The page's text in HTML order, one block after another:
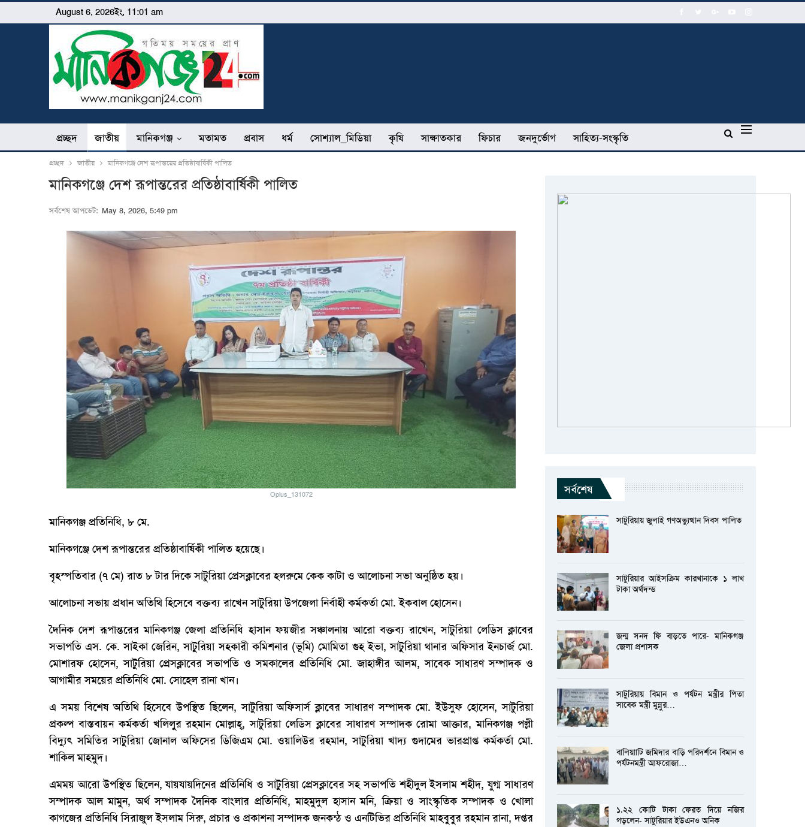
August 6, 2026ইং, 11:01 am
প্রচ্ছদ জাতীয় মানিকগঞ্জ মতামত প্রবাস ধর্ম সোশ্যাল_মিডিয়া কৃষি সাক্ষাতকার ফিচার জনদুর্ভোগ সাহিত্য-সংস্কৃতি
প্রচ্ছদ জাতীয় মানিকগঞ্জে দেশ রূপান্তরের প্রতিষ্ঠাবার্ষিকী পালিত
মানিকগঞ্জে দেশ রূপান্তরের প্রতিষ্ঠাবার্ষিকী পালিত
সর্বশেষ আপডেট: May 8, 2026, 5:49 pm
Oplus_131072
মানিকগঞ্জ প্রতিনিধি, ৮ মে.
মানিকগঞ্জে দেশ রূপান্তরের প্রতিষ্ঠাবার্ষিকী পালিত হয়েছে।
বৃহস্পতিবার (৭ মে) রাত ৮ টার দিকে সাটুরিয়া প্রেসক্লাবের হলরুমে কেক কাটা ও আলোচনা সভা অনুষ্ঠিত হয়।
আলোচনা সভায় প্রধান অতিথি হিসেবে বক্তব্য রাখেন সাটুরিয়া উপজেলা নির্বাহী কর্মকর্তা মো. ইকবাল হোসেন।
দৈনিক দেশ রূপান্তরের মানিকগঞ্জ জেলা প্রতিনিধি হাসান ফয়জীর সঞ্চালনায় আরো বক্তব্য রাখেন, সাটুরিয়া লেডিস ক্লাবের
সভাপতি এস. কে. সাইকা জেরিন, সাটুরিয়া সহকারী কমিশনার (ভূমি) মোমিতা গুহ ইভা, সাটুরিয়া থানার অফিসার ইনচার্জ মো.
মোশারফ হোসেন, সাটুরিয়া প্রেসক্লাবের সভাপতি ও সমকালের প্রতিনিধি মো. জাহাঙ্গীর আলম, সাবেক সাধারণ সম্পাদক ও
আগামীর সময়ের প্রতিনিধি মো. সোহেল রানা খান।
এ সময় বিশেষ অতিথি হিসেবে উপস্থিত ছিলেন, সাটুরিয়া অফিসার্স ক্লাবের সাধারণ সম্পাদক মো. ইউসুফ হোসেন, সাটুরিয়া
প্রকল্প বাস্তবায়ন কর্মকর্তা খলিলুর রহমান মোল্লাহ্, সাটুরিয়া লেডিস ক্লাবের সাধারণ সম্পাদক রোমা আক্তার, মানিকগঞ্জ পল্লী
বিদ্যুৎ সমিতির সাটুরিয়া জোনাল অফিসের ডিজিএম মো. ওয়ালিউর রহমান, সাটুরিয়া খাদ্য গুদামের ভারপ্রাপ্ত কর্মকর্তা মো.
শাকিল মাহমুদ।
এমময় আরো উপস্থিত ছিলেন, যায়যায়দিনের প্রতিনিধি ও সাটুরিয়া প্রেসক্লাবের সহ সভাপতি শহীদুল ইসলাম শহীদ, যুগ্ম সাধারণ
সম্পাদক আল মামুন, অর্থ সম্পাদক দৈনিক বাংলার প্রতিনিধি, মাহমুদুল হাসান মনি, ক্রিয়া ও সাংস্কৃতিক সম্পাদক ও খোলা
কাগজের প্রতিনিধি সিরাজুল ইসলাম সিরু, প্রচার ও প্রকাশনা সম্পাদক জনকন্ঠ ও এনটিভির প্রতিনিধি মাহবুবুর রহমান রানা, দপ্তর
সর্বশেষ
সাটুরিয়ায় জুলাই গণঅভ্যুত্থান দিবস পালিত
সাটুরিয়ার আইসক্রিম কারখানাকে ১ লাখ
টাকা অর্থদন্ড
জন্ম সনদ ফি বাড়তে পারে- মানিকগঞ্জ
জেলা প্রশাসক
সাটুরিয়ায় বিমান ও পর্যটন মন্ত্রীর পিতা
সাবেক মন্ত্রী মুন্নুর…
বালিয়াাটি জমিদার বাড়ি পরিদর্শনে বিমান ও
পর্যটনমন্ত্রী আফরোজা…
১.২২ কোটি টাকা ফেরত দিয়ে নজির
গড়লেন- সাটুরিয়ার ইউএনও অনিক